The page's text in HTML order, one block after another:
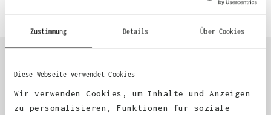
Zustimmung Details Über Cookies
Diese Webseite verwendet Cookies
Wir verwenden Cookies, um Inhalte und Anzeigen
zu personalisieren, Funktionen für soziale
Wähle einfach deine Wunsch-Produkte auf dieser Seite aus und
du auch bequem über das Bestellformular, per E-Mail oder
KUNDEN FEEDBACK 🫶